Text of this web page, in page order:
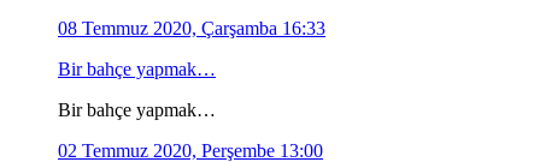
08 Temmuz 2020, Çarşamba 16:33
Bir bahçe yapmak…
Bir bahçe yapmak…
02 Temmuz 2020, Perşembe 13:00